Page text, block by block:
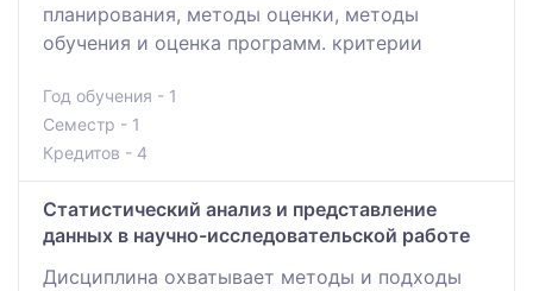
планирования, методы оценки, методы
обучения и оценка программ. критерии
Год обучения - 1
Семестр - 1
Кредитов - 4
Статистический анализ и представление
данных в научно-исследовательской работе
Дисциплина охватывает методы и подходы